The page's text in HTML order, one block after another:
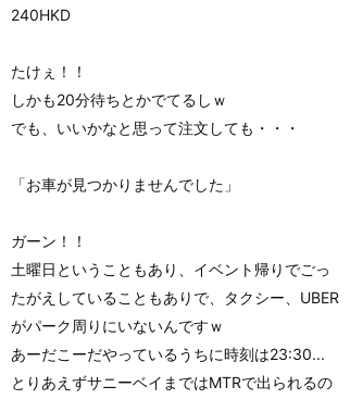
240HKD
たけぇ！！
しかも20分待ちとかでてるしｗ
でも、いいかなと思って注文しても・・・
「お車が見つかりませんでした」
ガーン！！
土曜日ということもあり、イベント帰りでごっ
たがえしていることもありで、タクシー、UBER
がパーク周りにいないんですｗ
あーだこーだやっているうちに時刻は23:30...
とりあえずサニーベイまではMTRで出られるの